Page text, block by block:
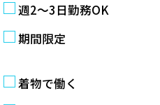
週2〜3日勤務OK
期間限定
着物で働く